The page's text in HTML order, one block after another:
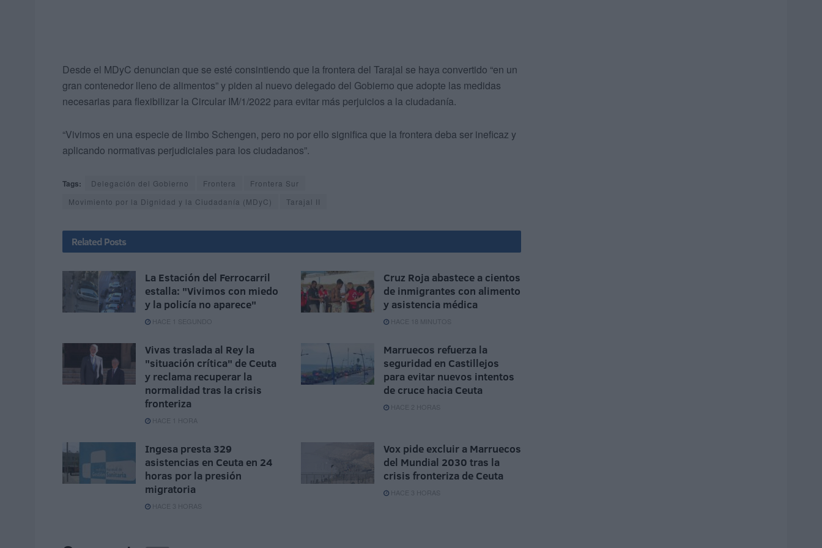
Desde el MDyC denuncian que se esté consintiendo que la frontera del Tarajal se haya convertido “en un
gran contenedor lleno de alimentos” y piden al nuevo delegado del Gobierno que adopte las medidas
necesarias para flexibilizar la Circular IM/1/2022 para evitar más perjuicios a la ciudadanía.
“Vivimos en una especie de limbo Schengen, pero no por ello significa que la frontera deba ser ineficaz y
aplicando normativas perjudiciales para los ciudadanos”.
Tags: Delegación del Gobierno Frontera
Frontera Sur
Movimiento por la Dignidad y la Ciudadanía (MDyC)
Tarajal II
Related Posts
La Estación del Ferrocarril
estalla: "Vivimos con miedo
y la policía no aparece"
HACE 1 SEGUNDO
Cruz Roja abastece a cientos
de inmigrantes con alimento
y asistencia médica
HACE 18 MINUTOS
Vivas traslada al Rey la
"situación crítica" de Ceuta
y reclama recuperar la
normalidad tras la crisis
fronteriza
HACE 1 HORA
Marruecos refuerza la
seguridad en Castillejos
para evitar nuevos intentos
de cruce hacia Ceuta
HACE 2 HORAS
Ingesa presta 329
asistencias en Ceuta en 24
horas por la presión
migratoria
HACE 3 HORAS
Vox pide excluir a Marruecos
del Mundial 2030 tras la
crisis fronteriza de Ceuta
HACE 3 HORAS